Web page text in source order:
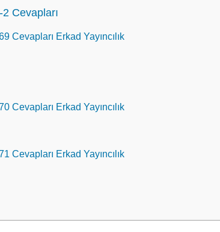
Cevapları
Cevapları Erkad Yayıncılık
Cevapları Erkad Yayıncılık
Cevapları Erkad Yayıncılık